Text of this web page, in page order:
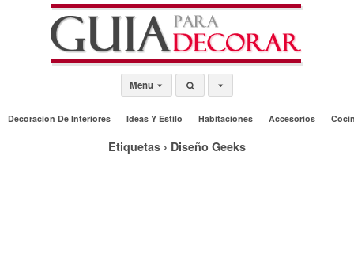
Menu
Decoracion De Interiores Ideas Y Estilo Habitaciones Accesorios
Etiquetas › Diseño Geeks